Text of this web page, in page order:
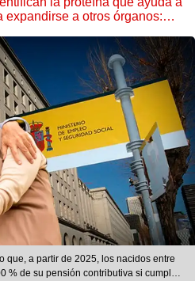
expandirse a otros órganos:
que, a partir de 2025, los nacidos entre
% de su pensión contributiva si cumplen